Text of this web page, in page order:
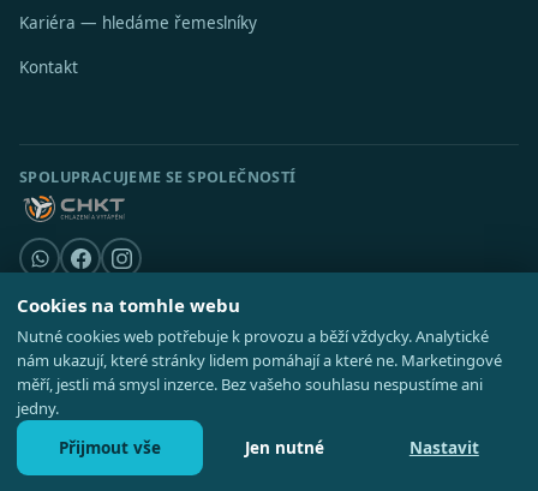
Kariéra — hledáme řemeslníky
Kontakt
SPOLUPRACUJEME SE SPOLEČNOSTÍ
© 2026 Stavební středisko s.r.o. · IČO 08521514 ·Poradna·Kde působíme
·Realizace
GDPR ·Cookies·Nastavení cookies·Mapa webu
Nezávazná poptávka Zavolat 727 828 737
Cookies na tomhle webu
Nutné cookies web potřebuje k provozu a běží vždycky. Analytické
nám ukazují, které stránky lidem pomáhají a které ne. Marketingové
měří, jestli má smysl inzerce. Bez vašeho souhlasu nespustíme ani
jedny.
Přijmout vše
Jen nutné Nastavit